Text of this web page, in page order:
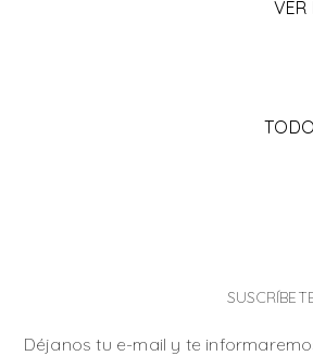
VER
Déjanos tu e-mail y te